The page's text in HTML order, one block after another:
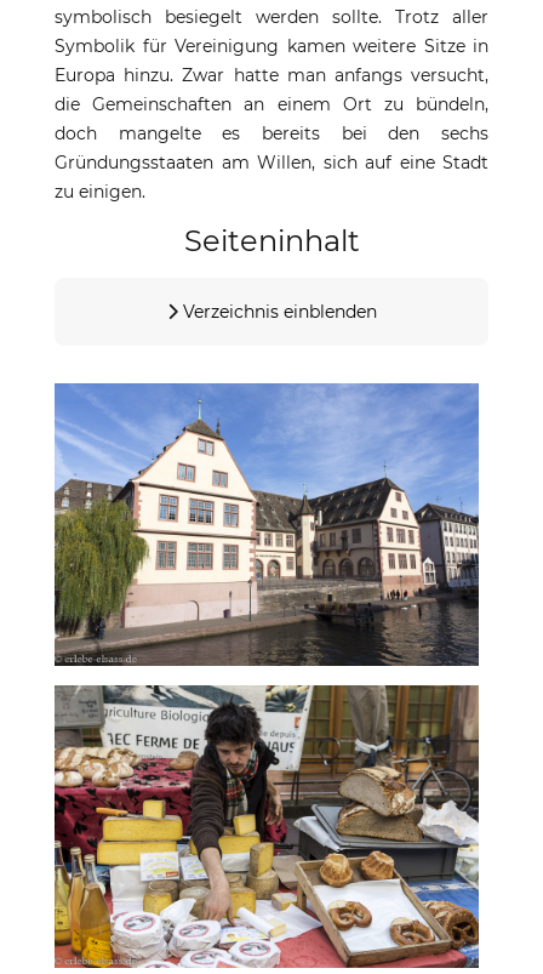
symbolisch besiegelt werden sollte. Trotz aller
Symbolik für Vereinigung kamen weitere Sitze in
Europa hinzu. Zwar hatte man anfangs versucht,
die Gemeinschaften an einem Ort zu bündeln,
doch mangelte es bereits bei den sechs
Gründungsstaaten am Willen, sich auf eine Stadt
zu einigen.
Seiteninhalt
Verzeichnis einblenden